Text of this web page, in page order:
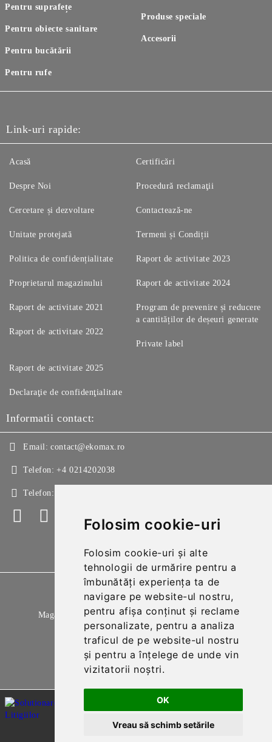
Folosim cookie-uri
Folosim cookie-uri și alte
tehnologii de urmărire pentru a
îmbunătăți experiența ta de
navigare pe website-ul nostru,
pentru afișa conținut și reclame
personalizate, pentru a analiza
traficul de pe website-ul nostru
și pentru a înțelege de unde vin
vizitatorii noștri.
OK
Vreau să schimb setările
Pentru suprafețe
Pentru obiecte sanitare
Pentru bucătării
Pentru rufe
Produse speciale
Accesorii
Link-uri rapide:
Acasă
Despre Noi
Cercetare și dezvoltare
Unitate protejată
Certificări
Procedură reclamaţii
Contactează-ne
Termeni și Condiții
Politica de confidențialitate
Proprietarul magazinului
Raport de activitate 2021
Raport de activitate 2022
Raport de activitate 2023
Raport de activitate 2024
Program de prevenire și reducere
a cantităților de deșeuri generate
Private label
Raport de activitate 2025
Declaraţie de confidenţialitate
Informatii contact:
Email: contact@ekomax.ro
Telefon: +4 0214202038
Telefon:
Magazinul nostru respecta 100% prevederile GDPR.
Citeste politica de confidentialitate
Informatiile mele personale